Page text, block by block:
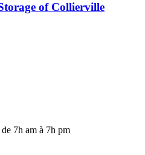
of Collierville
7h am à 7h pm